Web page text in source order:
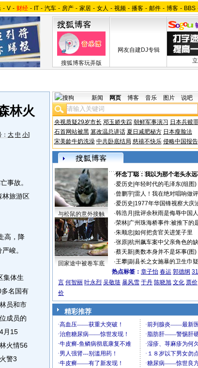
- V - 财经 - IT - 汽车 - 房产 - 家居 - 女人 - 视频 - 播客 - 邮件 - 博客 - BBS
搜狐博客玩弄版
网友自建DJ专辑
林火
大 中 小]
事故。
林旅游区
高，降
峻。
集体生
名国有
员和市
成员的
月15
火情56
警3
新闻 网页 博客 音乐 图片 说吧
央视质疑29岁市长 邓玉娇失踪 朝鲜军事演习 日本兵赎
石首网站被黑 篡改温总讲话 夏日减肥秘方 日本瘦脸法
宋美龄牛奶洗澡 中共卧底结局 慈禧不快乐 侵略中国报告
与松鼠的意外接触
回家途中被卷车底
·怀念丁聪：我以为那个老头永远
·爱历史 年轻时代的毛泽东(组图)
·曾鹏宇| 雷人！我在绝对唱响做
·爱历史 1977年华国锋视察大庆
·韩浩月 批评余秋雨是侮辱中国
·荣林| 广州珠海桥事件:被推下的
·朱顺忠 如何把贪官关进笼子里
·张原| 杭州飙车案中父亲角色的
·蔡天新| 奥数本身并不是坏事(图)
·王攀| 副县长之女施暴的卫生巾
热点标签： 章子怡 春运 郭德纲
言 何智丽 叶永烈 吴敬琏 暴风雪 于丹 陈晓旭 文化 票价
价
精彩推荐